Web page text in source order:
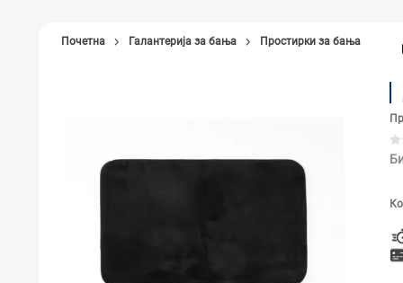
НАШИ ПРЕПОРАКИ
КАДИ И КАБИНИ
Почетна Галантерија за бања Простирки за бања